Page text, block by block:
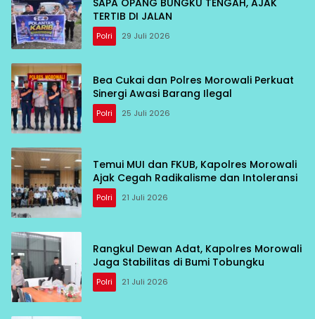
TERTIB DI JALAN
Polri 29 Juli 2026
Bea Cukai dan Polres Morowali Perkuat
Sinergi Awasi Barang Ilegal
Polri 25 Juli 2026
Temui MUI dan FKUB, Kapolres Morowali
Ajak Cegah Radikalisme dan Intoleransi
Polri 21 Juli 2026
Rangkul Dewan Adat, Kapolres Morowali
Jaga Stabilitas di Bumi Tobungku
Polri 21 Juli 2026